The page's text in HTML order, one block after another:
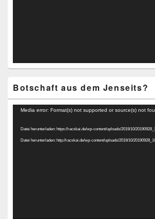
Botschaft aus dem Jenseits?
Video-
Media error: Format(s) not supported or source(s) not
Datei herunterladen: https://racskai.de/wp-content/uploads/2019/10/
Datei herunterladen: http://racskai.de/wp-content/uploads/2019/10/